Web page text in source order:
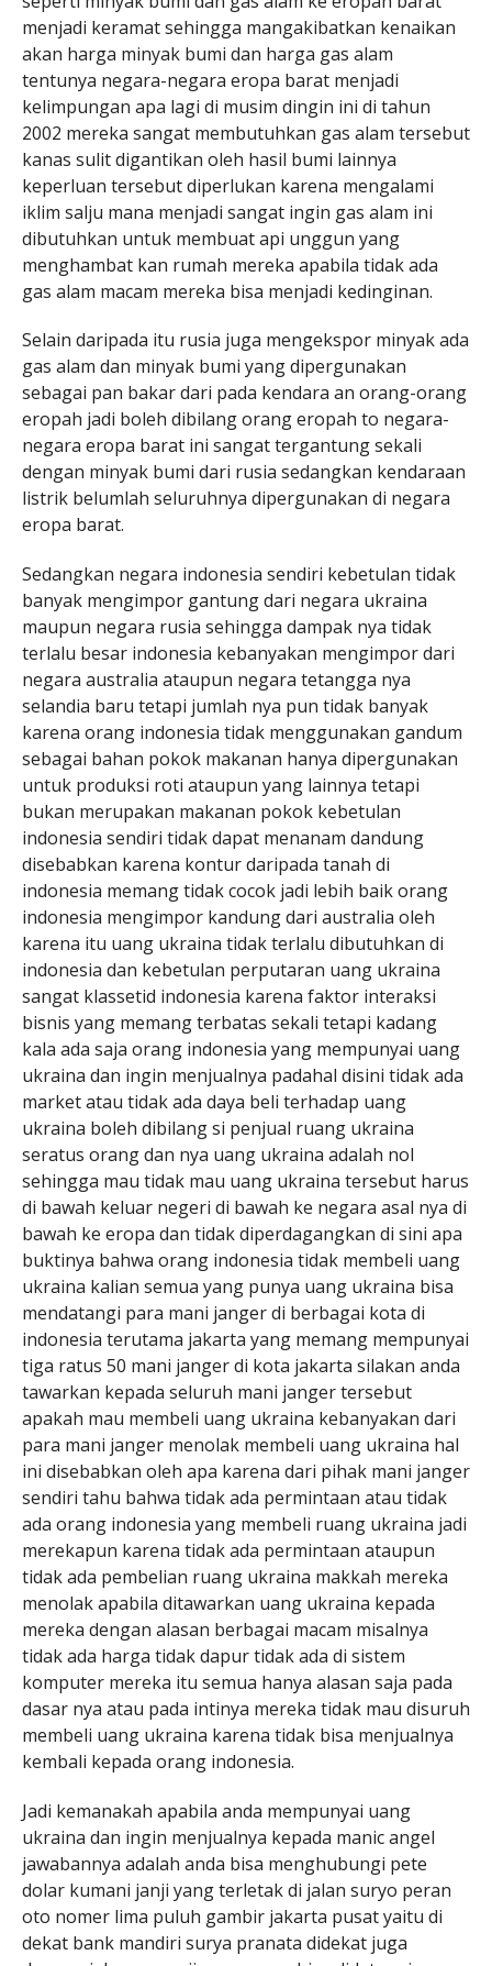
menjadi keramat sehingga mangakibatkan kenaikan
akan harga minyak bumi dan harga gas alam
tentunya negara-negara eropa barat menjadi
kelimpungan apa lagi di musim dingin ini di tahun
2002 mereka sangat membutuhkan gas alam tersebut
kanas sulit digantikan oleh hasil bumi lainnya
keperluan tersebut diperlukan karena mengalami
iklim salju mana menjadi sangat ingin gas alam ini
dibutuhkan untuk membuat api unggun yang
menghambat kan rumah mereka apabila tidak ada
gas alam macam mereka bisa menjadi kedinginan.
Selain daripada itu rusia juga mengekspor minyak ada
gas alam dan minyak bumi yang dipergunakan
sebagai pan bakar dari pada kendara an orang-orang
eropah jadi boleh dibilang orang eropah to negara-
negara eropa barat ini sangat tergantung sekali
dengan minyak bumi dari rusia sedangkan kendaraan
listrik belumlah seluruhnya dipergunakan di negara
eropa barat.
Sedangkan negara indonesia sendiri kebetulan tidak
banyak mengimpor gantung dari negara ukraina
maupun negara rusia sehingga dampak nya tidak
terlalu besar indonesia kebanyakan mengimpor dari
negara australia ataupun negara tetangga nya
selandia baru tetapi jumlah nya pun tidak banyak
karena orang indonesia tidak menggunakan gandum
sebagai bahan pokok makanan hanya dipergunakan
untuk produksi roti ataupun yang lainnya tetapi
bukan merupakan makanan pokok kebetulan
indonesia sendiri tidak dapat menanam dandung
disebabkan karena kontur daripada tanah di
indonesia memang tidak cocok jadi lebih baik orang
indonesia mengimpor kandung dari australia oleh
karena itu uang ukraina tidak terlalu dibutuhkan di
indonesia dan kebetulan perputaran uang ukraina
sangat klassetid indonesia karena faktor interaksi
bisnis yang memang terbatas sekali tetapi kadang
kala ada saja orang indonesia yang mempunyai uang
ukraina dan ingin menjualnya padahal disini tidak ada
market atau tidak ada daya beli terhadap uang
ukraina boleh dibilang si penjual ruang ukraina
seratus orang dan nya uang ukraina adalah nol
sehingga mau tidak mau uang ukraina tersebut harus
di bawah keluar negeri di bawah ke negara asal nya di
bawah ke eropa dan tidak diperdagangkan di sini apa
buktinya bahwa orang indonesia tidak membeli uang
ukraina kalian semua yang punya uang ukraina bisa
mendatangi para mani janger di berbagai kota di
indonesia terutama jakarta yang memang mempunyai
tiga ratus 50 mani janger di kota jakarta silakan anda
tawarkan kepada seluruh mani janger tersebut
apakah mau membeli uang ukraina kebanyakan dari
para mani janger menolak membeli uang ukraina hal
ini disebabkan oleh apa karena dari pihak mani janger
sendiri tahu bahwa tidak ada permintaan atau tidak
ada orang indonesia yang membeli ruang ukraina jadi
merekapun karena tidak ada permintaan ataupun
tidak ada pembelian ruang ukraina makkah mereka
menolak apabila ditawarkan uang ukraina kepada
mereka dengan alasan berbagai macam misalnya
tidak ada harga tidak dapur tidak ada di sistem
komputer mereka itu semua hanya alasan saja pada
dasar nya atau pada intinya mereka tidak mau disuruh
membeli uang ukraina karena tidak bisa menjualnya
kembali kepada orang indonesia.
Jadi kemanakah apabila anda mempunyai uang
ukraina dan ingin menjualnya kepada manic angel
jawabannya adalah anda bisa menghubungi pete
dolar kumani janji yang terletak di jalan suryo peran
oto nomer lima puluh gambir jakarta pusat yaitu di
dekat bank mandiri surya pranata didekat juga